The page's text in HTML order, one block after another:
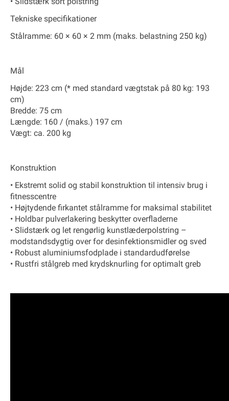
Tekniske specifikationer
Stålramme: 60 × 60 × 2 mm (maks. belastning 250 kg)
Mål
Højde: 223 cm (* med standard vægtstak på 80 kg: 193
cm)
Bredde: 75 cm
Længde: 160 / (maks.) 197 cm
Vægt: ca. 200 kg
Konstruktion
• Ekstremt solid og stabil konstruktion til intensiv brug i
fitnesscentre
• Højtydende firkantet stålramme for maksimal stabilitet
• Holdbar pulverlakering beskytter overfladerne
• Slidstærk og let rengørlig kunstlæderpolstring –
modstandsdygtig over for desinfektionsmidler og sved
• Robust aluminiumsfodplade i standardudførelse
• Rustfri stålgreb med krydsknurling for optimalt greb